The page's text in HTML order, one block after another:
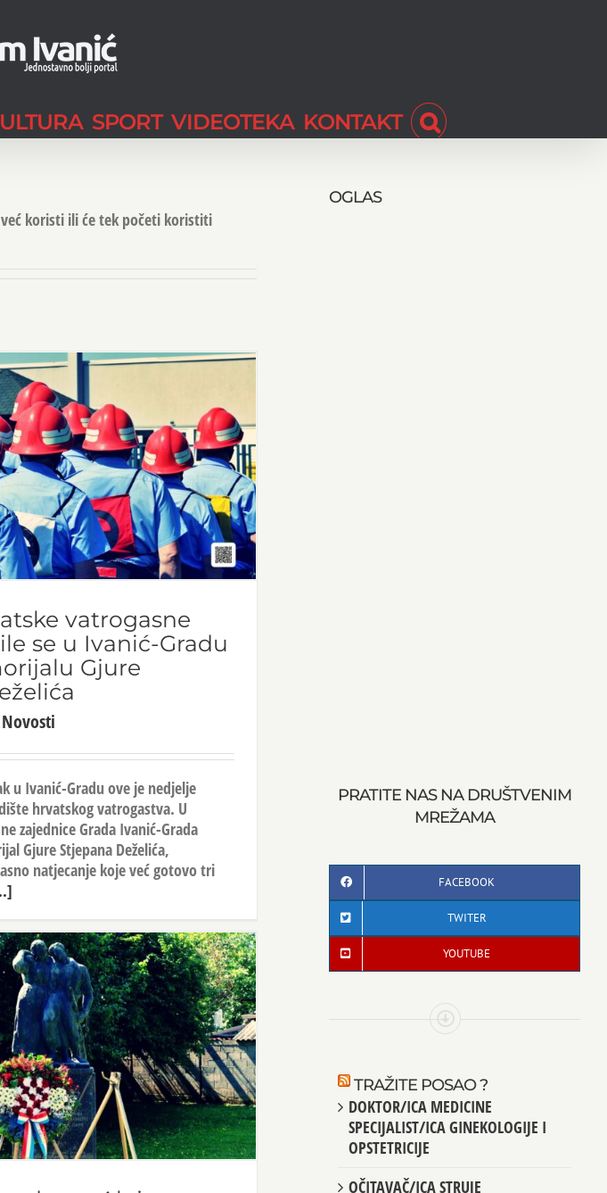
SPORT VIDEOTEKA KONTAKT
koristi ili će tek početi koristiti
vatrogasne
se u Ivanić-Gradu
Gjure
Novosti
u Ivanić-Gradu ove je nedjelje
hrvatskog vatrogastva. U
zajednice Grada Ivanić-Grada
Gjure Stjepana Deželića,
natjecanje koje već gotovo tri
OGLAS
PRATITE NAS NA DRUŠTVENIM
MREŽAMA
FACEBOOK
TWITER
YOUTUBE
TRAŽITE POSAO ?
DOKTOR/ICA MEDICINE
SPECIJALIST/ICA GINEKOLOGIJE I
OPSTETRICIJE
OČITAVAČ/ICA STRUJE